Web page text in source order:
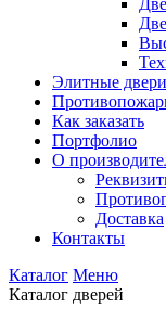
Элитные двери
Как заказать
Портфолио
О
Доставка
Контакты
Каталог Меню
Каталог дверей